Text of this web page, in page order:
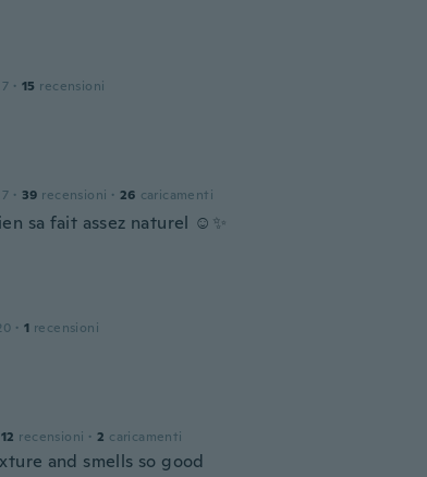
· 15 recensioni
· 39 recensioni · 26 caricamenti
sa fait assez naturel ☺️✨
· 1 recensioni
12 recensioni · 2 caricamenti
and smells so good